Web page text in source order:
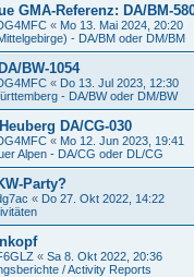
GMA-Referenz: DA/BM-
« Mo 13. Mai 2024, 20:20
- DA/BM oder DM/BM
BW-1054
« Do 13. Jul 2023, 12:30
- DA/BW oder DM/BW
DA/CG-030
« Mo 12. Jun 2023, 19:41
Alpen - DA/CG oder DL/CG
Party?
« Do 27. Okt 2022, 14:22
« Sa 8. Okt 2022, 20:36
/ Activity Reports